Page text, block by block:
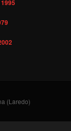
(Laredo)